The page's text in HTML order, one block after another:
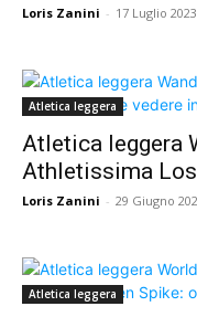
Loris Zanini - 17 Luglio 2023
Atletica leggera
Atletica leggera
Athletissima
Loris Zanini - 29 Giugno
Atletica leggera